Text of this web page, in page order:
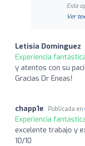
Esta
Ver
Letisia Dominguez
Experiencia
y atentos con su
Gracias Dr Eneas!
chapp1e Publicada en
Experiencia
excelente trabajo y
10/10